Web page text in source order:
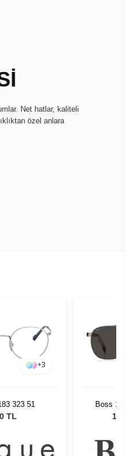
Net hatlar, kaliteli
özel anlara
+3
323 51
TL
Boss